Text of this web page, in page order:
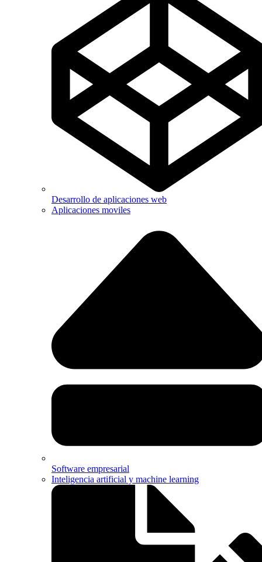
Desarrollo de aplicaciones web
Aplicaciones moviles
Software empresarial
Inteligencia artificial y machine learning